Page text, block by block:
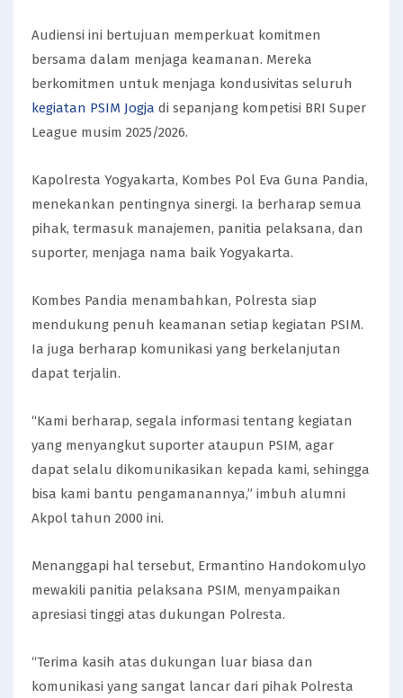
Audiensi ini bertujuan memperkuat komitmen
bersama dalam menjaga keamanan. Mereka
berkomitmen untuk menjaga kondusivitas seluruh
kegiatan PSIM Jogja di sepanjang kompetisi BRI Super
League musim 2025/2026.
Kapolresta Yogyakarta, Kombes Pol Eva Guna Pandia,
menekankan pentingnya sinergi. Ia berharap semua
pihak, termasuk manajemen, panitia pelaksana, dan
suporter, menjaga nama baik Yogyakarta.
Kombes Pandia menambahkan, Polresta siap
mendukung penuh keamanan setiap kegiatan PSIM.
Ia juga berharap komunikasi yang berkelanjutan
dapat terjalin.
“Kami berharap, segala informasi tentang kegiatan
yang menyangkut suporter ataupun PSIM, agar
dapat selalu dikomunikasikan kepada kami, sehingga
bisa kami bantu pengamanannya,” imbuh alumni
Akpol tahun 2000 ini.
Menanggapi hal tersebut, Ermantino Handokomulyo
mewakili panitia pelaksana PSIM, menyampaikan
apresiasi tinggi atas dukungan Polresta.
“Terima kasih atas dukungan luar biasa dan
komunikasi yang sangat lancar dari pihak Polresta